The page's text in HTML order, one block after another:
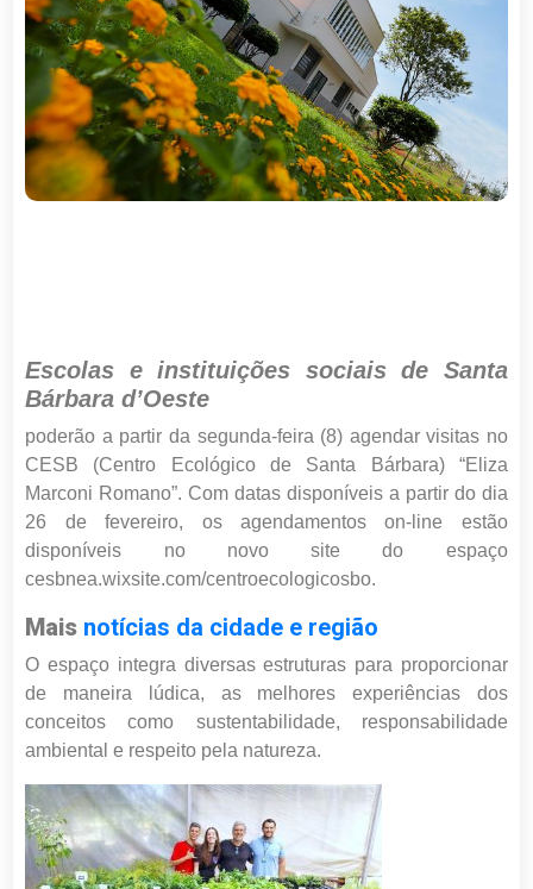
Escolas e instituições sociais de Santa
Bárbara d’Oeste
poderão a partir da segunda-feira (8) agendar visitas no
CESB (Centro Ecológico de Santa Bárbara) “Eliza
Marconi Romano”. Com datas disponíveis a partir do dia
26 de fevereiro, os agendamentos on-line estão
disponíveis no novo site do espaço
cesbnea.wixsite.com/centroecologicosbo.
Mais notícias da cidade e região
O espaço integra diversas estruturas para proporcionar
de maneira lúdica, as melhores experiências dos
conceitos como sustentabilidade, responsabilidade
ambiental e respeito pela natureza.